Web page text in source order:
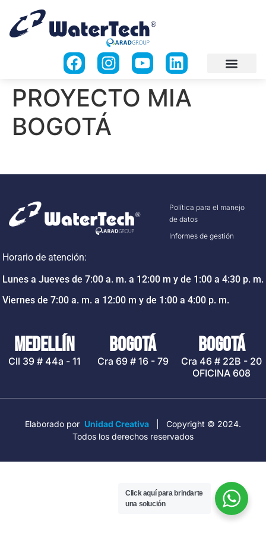
PROYECTO MIA
BOGOTÁ
Política para el manejo
de datos
Informes de gestión
Horario de atención:
Lunes a Jueves de 7:00 a. m. a 12:00 m y de 1:00 a 4:30 p. m.
Viernes de 7:00 a. m. a 12:00 m y de 1:00 a 4:00 p. m.
MEDELLÍN
Cll 39 # 44a - 11
BOGOTÁ
Cra 69 # 16 - 79
BOGOTÁ
Cra 46 # 22B - 20
OFICINA 608
Elaborado por Unidad Creativa | Copyright © 2024.
Todos los derechos reservados
Click aquí para brindarte
una solución